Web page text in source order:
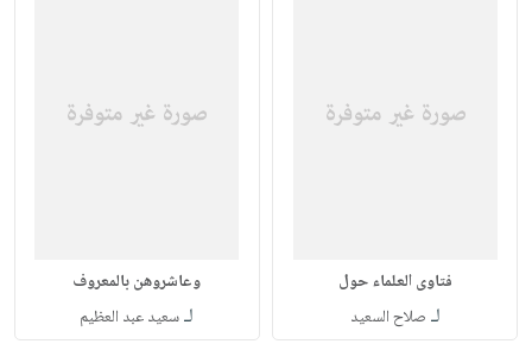
فتاوى العلماء حول
لـ صلاح السعيد
وعاشروهن بالمعروف
لـسعيد عبد العظيم